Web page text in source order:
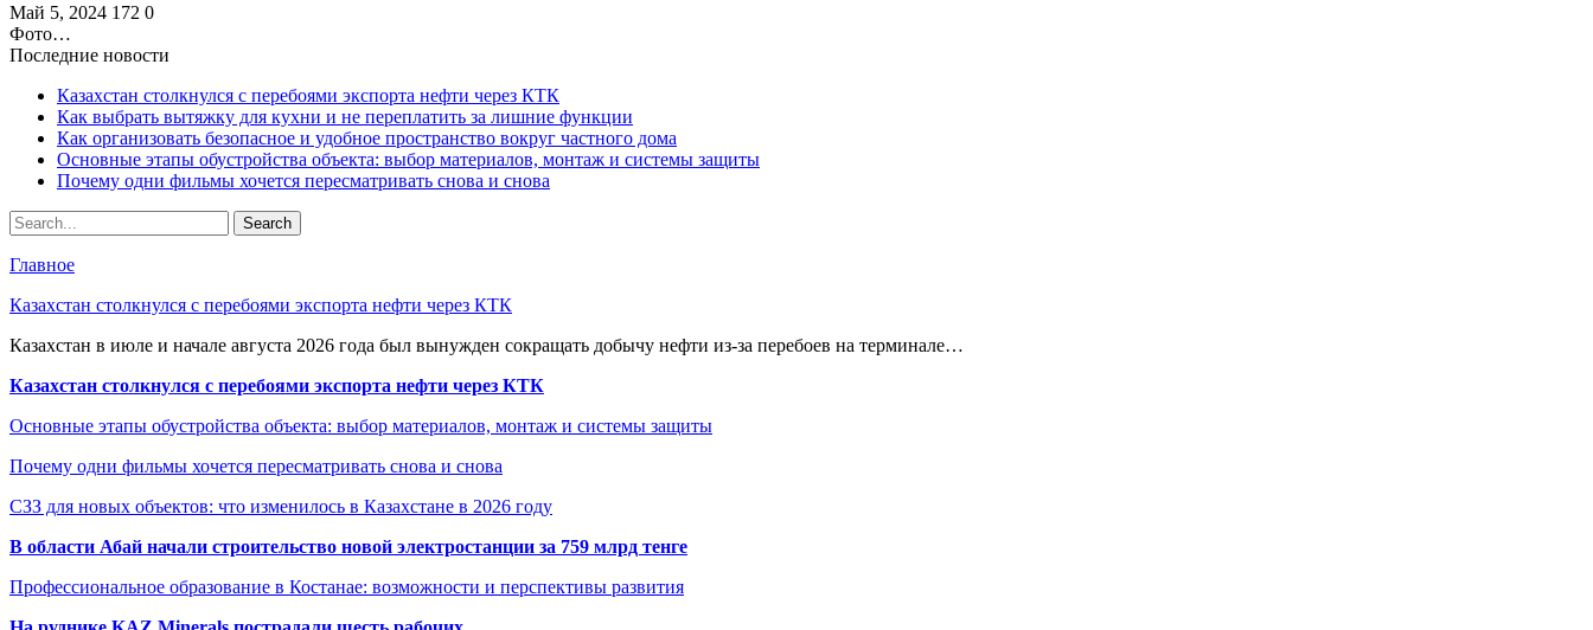
Май 5, 2024 172 0
Фото…
Последние новости
Казахстан столкнулся с перебоями экспорта нефти через КТК
Как выбрать вытяжку для кухни и не переплатить за лишние функции
Как организовать безопасное и удобное пространство вокруг частного дома
Основные этапы обустройства объекта: выбор материалов, монтаж и системы защиты
Почему одни фильмы хочется пересматривать снова и снова
Главное
Казахстан столкнулся с перебоями экспорта нефти через КТК
Казахстан в июле и начале августа 2026 года был вынужден сокращать добычу нефти из-за перебоев на терминале…
Казахстан столкнулся с перебоями экспорта нефти через КТК
Основные этапы обустройства объекта: выбор материалов, монтаж и системы защиты
Почему одни фильмы хочется пересматривать снова и снова
СЗЗ для новых объектов: что изменилось в Казахстане в 2026 году
В области Абай начали строительство новой электростанции за 759 млрд тенге
Профессиональное образование в Костанае: возможности и перспективы развития